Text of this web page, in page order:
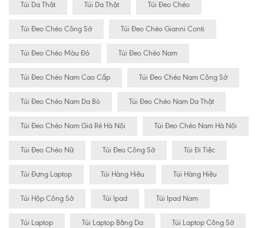
Túi Da Thât Túi Da Thật Túi Đeo Chéo
Túi Đeo Chéo Công Sở Túi Đeo Chéo Gianni Conti
Túi Đeo Chéo Màu Đỏ Túi Đeo Chéo Nam
Túi Đeo Chéo Nam Cao Cấp Túi Đeo Chéo Nam Công Sở
Túi Đeo Chéo Nam Da Bò Túi Đeo Chéo Nam Da Thật
Túi Đeo Chéo Nam Giá Rẻ Hà Nội Túi Đeo Chéo Nam Hà Nội
Túi Đeo Chéo Nữ Túi Đeo Công Sở Túi Đi Tiệc
Túi Đựng Laptop Túi Hàng Hiêu Túi Hàng Hiệu
Túi Hộp Công Sở Túi Ipad Túi Ipad Nam
Túi Laptop Túi Laptop Bằng Da Túi Laptop Công Sở